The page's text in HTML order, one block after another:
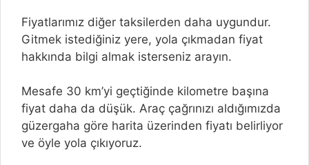
Fiyatlarımız diğer taksilerden daha uygundur.
Gitmek istediğiniz yere, yola çıkmadan fiyat
hakkında bilgi almak isterseniz arayın.
Mesafe 30 km’yi geçtiğinde kilometre başına
fiyat daha da düşük. Araç çağrınızı aldığımızda
güzergaha göre harita üzerinden fiyatı belirliyor
ve öyle yola çıkıyoruz.